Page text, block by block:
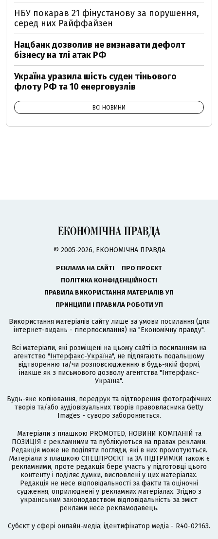
НБУ покарав 21 фінустанову за порушення,
серед них Райффайзен
Нацбанк дозволив не визнавати дефолт
бізнесу на тлі атак РФ
Україна уразила шість суден тіньового
флоту РФ та 10 енерговузлів
ВСІ НОВИНИ
© 2005-2026, ЕКОНОМІЧНА ПРАВДА
РЕКЛАМА НА САЙТІ
ПРО ПРОЄКТ
ПОЛІТИКА КОНФІДЕНЦІЙНОСТІ
ПРАВИЛА ВИКОРИСТАННЯ МАТЕРІАЛІВ УП
ПРИНЦИПИ І ПРАВИЛА РОБОТИ УП
Використання матеріалів сайту лише за умови посилання (для
інтернет-видань - гіперпосилання) на "Економічну правду".
Всі матеріали, які розміщені на цьому сайті із посиланням на
агентство "Інтерфакс-Україна", не підлягають подальшому
відтворенню та/чи розповсюдженню в будь-якій формі,
інакше як з письмового дозволу агентства "Інтерфакс-
Україна".
Будь-яке копіювання, передрук та відтворення фотографічних
творів та/або аудіовізуальних творів правовласника Getty
Images - суворо забороняється.
Матеріали з плашкою PROMOTED, НОВИНИ КОМПАНІЙ та
ПОЗИЦІЯ є рекламними та публікуються на правах реклами.
Редакція може не поділяти погляди, які в них промотуються.
Матеріали з плашкою СПЕЦПРОЄКТ та ЗА ПІДТРИМКИ також є
рекламними, проте редакція бере участь у підготовці цього
контенту і поділяє думки, висловлені у цих матеріалах.
Редакція не несе відповідальності за факти та оціночні
судження, оприлюднені у рекламних матеріалах. Згідно з
українським законодавством відповідальність за зміст
реклами несе рекламодавець.
Cубєкт у сфері онлайн-медіа; ідентифікатор медіа - R40-02163.